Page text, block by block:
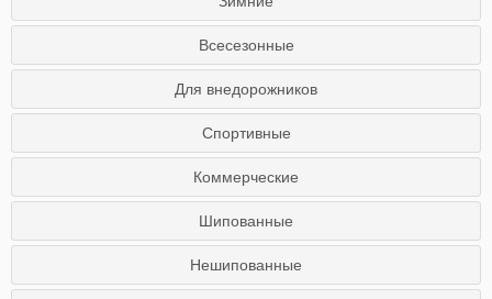
Всесезонные
Для внедорожников
Спортивные
Коммерческие
Шипованные
Нешипованные